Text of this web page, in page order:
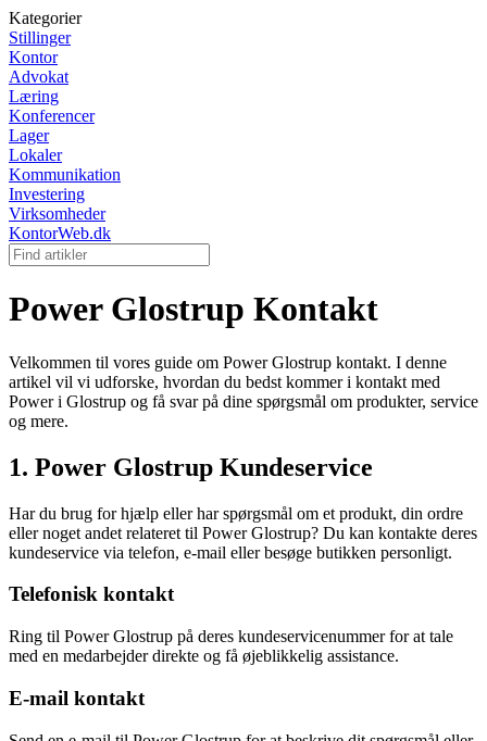
Kategorier
Stillinger
Kontor
Advokat
Læring
Konferencer
Lager
Lokaler
Kommunikation
Investering
Virksomheder
KontorWeb.dk
Power Glostrup Kontakt
Velkommen til vores guide om Power Glostrup kontakt. I denne
artikel vil vi udforske, hvordan du bedst kommer i kontakt med
Power i Glostrup og få svar på dine spørgsmål om produkter, service
og mere.
1. Power Glostrup Kundeservice
Har du brug for hjælp eller har spørgsmål om et produkt, din ordre
eller noget andet relateret til Power Glostrup? Du kan kontakte deres
kundeservice via telefon, e-mail eller besøge butikken personligt.
Telefonisk kontakt
Ring til Power Glostrup på deres kundeservicenummer for at tale
med en medarbejder direkte og få øjeblikkelig assistance.
E-mail kontakt